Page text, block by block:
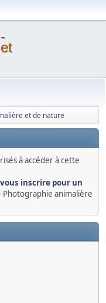
et de nature
à accéder à cette
vous inscrire pour un
animalière